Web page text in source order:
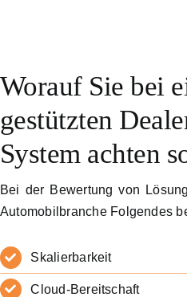
Worauf Sie bei
gestützten
System achten
Bei der Bewertung von
Automobilbranche Folgendes
Skalierbarkeit
Cloud-Bereitschaft